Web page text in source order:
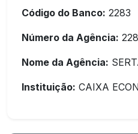
Código do Banco: 2283
Número da Agência:
Nome da Agência:
Instituição: CAIXA